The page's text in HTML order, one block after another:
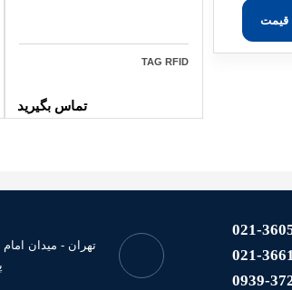
قیمت
TAG RFID
تماس بگیرید
021-
021-
0939-
تهران - میدان امام